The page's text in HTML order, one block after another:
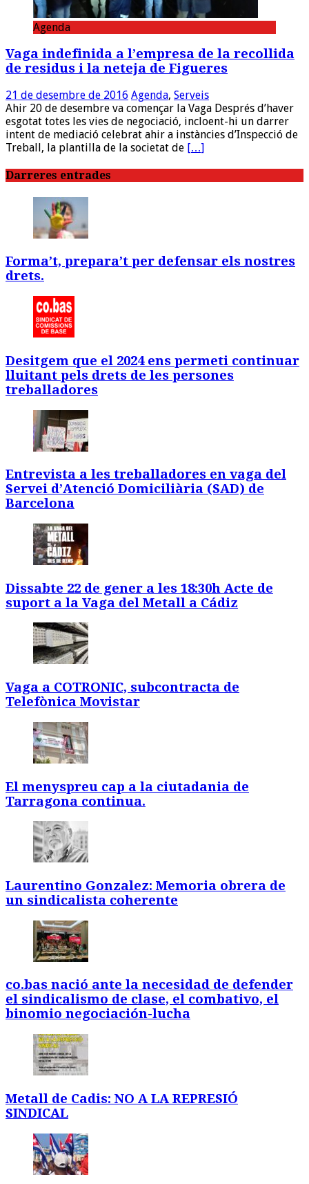
Agenda
Vaga indefinida a l’empresa de la recollida
de residus i la neteja de Figueres
21 de desembre de 2016 Agenda, Serveis
Ahir 20 de desembre va començar la Vaga Després d’haver
esgotat totes les vies de negociació, incloent-hi un darrer
intent de mediació celebrat ahir a instàncies d’Inspecció de
Treball, la plantilla de la societat de […]
Darreres entrades
Forma’t, prepara’t per defensar els nostres
drets.
Desitgem que el 2024 ens permeti continuar
lluitant pels drets de les persones
treballadores
Entrevista a les treballadores en vaga del
Servei d’Atenció Domiciliària (SAD) de
Barcelona
Dissabte 22 de gener a les 18:30h Acte de
suport a la Vaga del Metall a Cádiz
Vaga a COTRONIC, subcontracta de
Telefònica Movistar
El menyspreu cap a la ciutadania de
Tarragona continua.
Laurentino Gonzalez: Memoria obrera de
un sindicalista coherente
co.bas nació ante la necesidad de defender
el sindicalismo de clase, el combativo, el
binomio negociación-lucha
Metall de Cadis: NO A LA REPRESIÓ
SINDICAL